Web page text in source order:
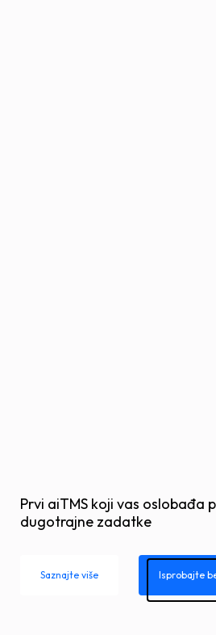
Prvi aiTMS koji vas oslobađa
dugotrajne zadatke
Saznajte više Isprobajte